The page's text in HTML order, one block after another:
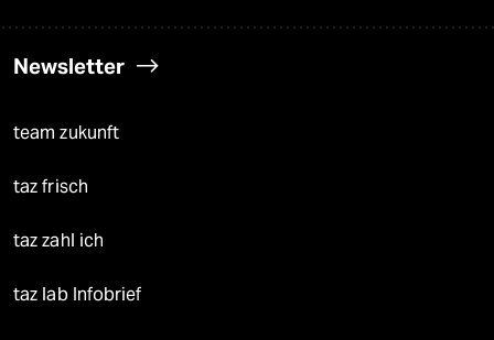
Newsletter
team zukunft
taz frisch
taz zahl ich
taz lab Infobrief